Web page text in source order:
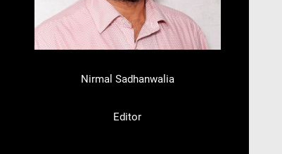
Nirmal Sadhanwalia
Editor